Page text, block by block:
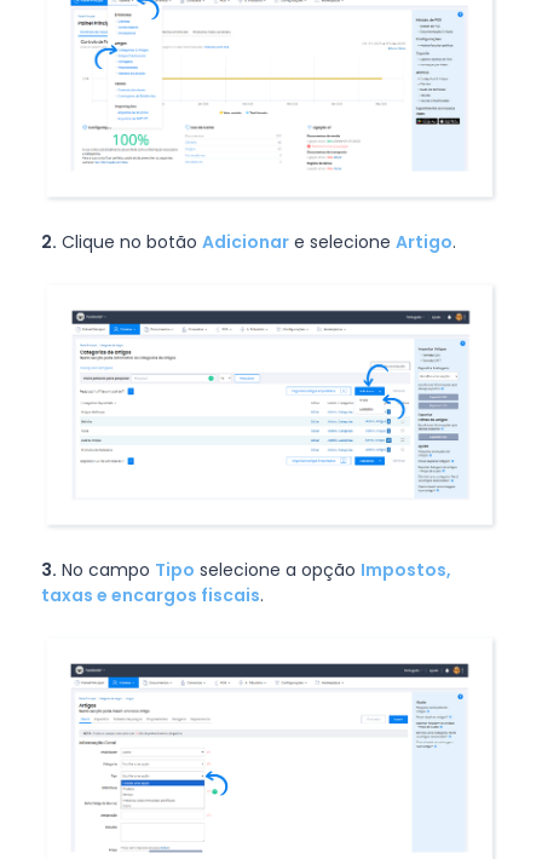
2. Clique no botão Adicionare selecione Artigo.
3. No campo Tipo selecione a opção Impostos,
taxas e encargos fiscais.